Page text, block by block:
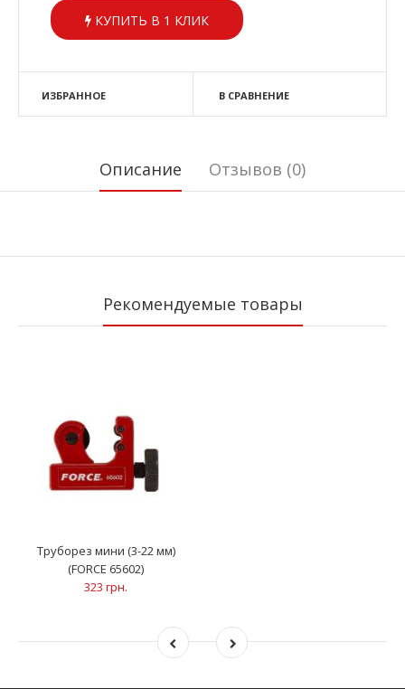
КУПИТЬ В 1 КЛИК
ИЗБРАННОЕ В СРАВНЕНИЕ
Описание Отзывов (0)
Рекомендуемые товары
Труборез мини (3-22 мм)
(FORCE 65602)
323 грн.